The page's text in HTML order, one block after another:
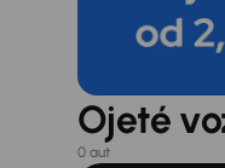
Ojeté
0 aut